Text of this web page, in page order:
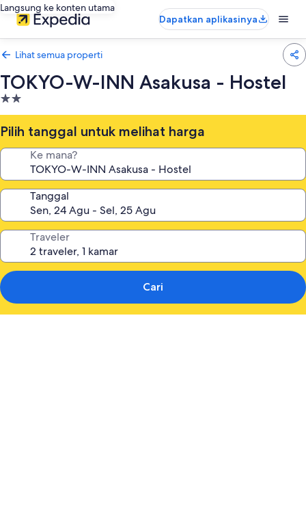
Langsung ke konten utama
Dapatkan aplikasinya
Lihat semua properti
TOKYO-W-INN Asakusa - Hostel
Properti
bintang
2.0
Pilih tanggal untuk melihat harga
Ke mana?
Tanggal
Traveler
Cari